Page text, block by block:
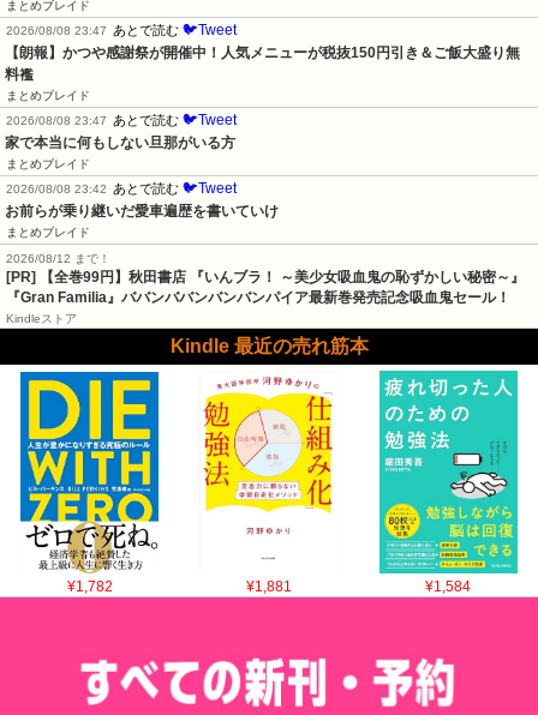
まとめブレイド
2026/08/08 23:47
あとで読む 🐦Tweet
【朗報】かつや感謝祭が開催中！人気メニューが税抜150円引き＆ご飯大盛り無
料襤
まとめブレイド
2026/08/08 23:47
あとで読む 🐦Tweet
家で本当に何もしない旦那がいる方
まとめブレイド
2026/08/08 23:42
あとで読む 🐦Tweet
お前らが乗り継いだ愛車遍歴を書いていけ
まとめブレイド
2026/08/12 まで！
[PR]
【全巻99円】秋田書店 『いんブラ！ ～美少女吸血鬼の恥ずかしい秘密～』
『Gran Familia』ババンババンバンバンパイア最新巻発売記念吸血鬼セール！
Kindleストア
Kindle 最近の売れ筋本
¥1,782 ¥1,881 ¥1,584